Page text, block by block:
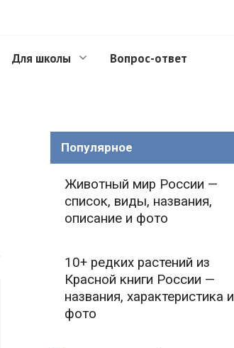
Для школы Вопрос-ответ
Популярное
Животный мир России —
список, виды, названия,
описание и фото
10+ редких растений из
Красной книги России —
названия, характеристика и
фото